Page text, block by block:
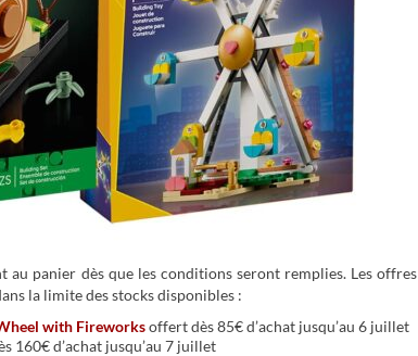
au panier dès que les conditions seront remplies. Les offres
la limite des stocks disponibles :
with Fireworksoffert dès 85€ d’achat jusqu’au 6 juillet
160€ d’achat jusqu’au 7 juillet